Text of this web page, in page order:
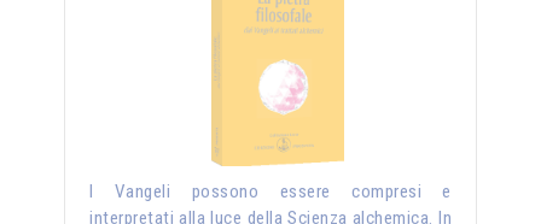
I Vangeli possono essere compresi e
interpretati alla luce della Scienza alchemica. In